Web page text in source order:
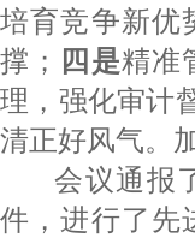
培育竞争新优
撑；
四是精准
理，强化审计
清正好风气。
会议通报
件，进行了先